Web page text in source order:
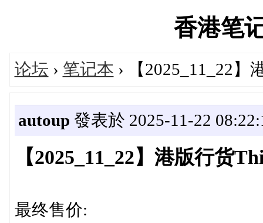
香港笔
论坛 › 笔记本 › 【2025_11_22
autoup 發表於 2025-11-22
【2025_11_22】港版行货
最终售价: